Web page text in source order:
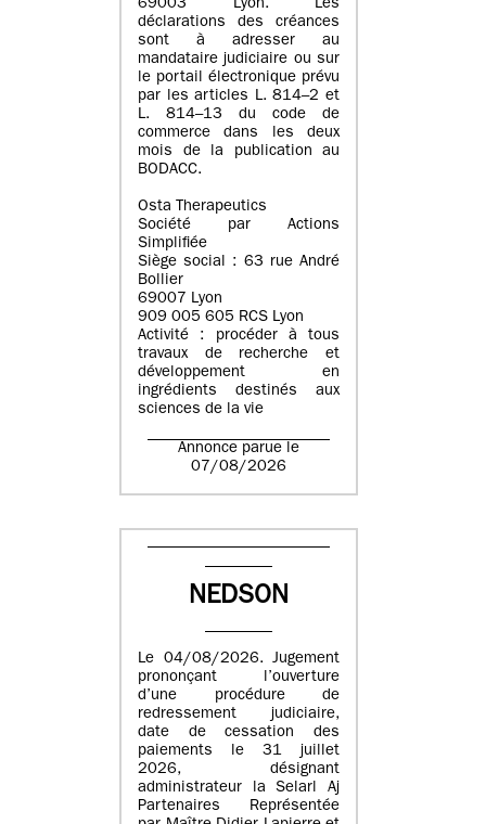
69003 Lyon. Les
déclarations des créances
sont à adresser au
mandataire judiciaire ou sur
le portail électronique prévu
par les articles L. 814–2 et
L. 814–13 du code de
commerce dans les deux
mois de la publication au
BODACC.
Osta Therapeutics
Société par Actions
Simplifiée
Siège social : 63 rue André
Bollier
69007 Lyon
909 005 605 RCS Lyon
Activité : procéder à tous
travaux de recherche et
développement en
ingrédients destinés aux
sciences de la vie
Annonce parue le
07/08/2026
NEDSON
Le 04/08/2026. Jugement
prononçant l’ouverture
d’une procédure de
redressement judiciaire,
date de cessation des
paiements le 31 juillet
2026, désignant
administrateur la Selarl Aj
Partenaires Représentée